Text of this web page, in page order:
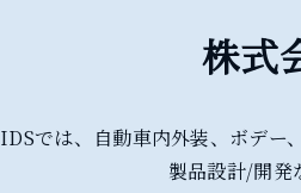
株式
IDSでは、自動車内外装、ボデー
製品設計/開発